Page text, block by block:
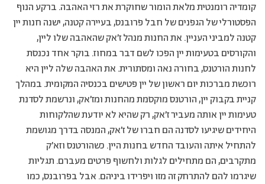
קומדיה רומנטית מלאת הומור שחוקרת את רזי האהבה. ברקע הנוף
הפסטורלי של הגפנים של חבל פרובנס, בעיירה קטנה, ישנה חנות יין
קטנה למביני העניין. את החנות מנהל ז׳אק שהאהבה שלו ליין,
והקורסים בטעימות יין הפכו לשם דבר במחוז. בוקר אחד נכנסת
לחנות הורטנס, בחורה נאה ומסתורית. את האהבה שלה ליין היא
רוכשת מברכות יום ראשון של יין פטישים בכנסיה המקומית. במהלך
קניית בקבוק יין, הורטנס מוקסמת מהחנות ומז׳אק, ונרשמת לסדנת
טעימות יין אותה מעביר ז׳אק, רק שהיא לא יודעת שהלקוחות
היחידים שיגיעו לסדנה הם חברו של ז׳אק, המנסה בדרך מגושמת
להתחיל איתה והעובד החדש בחנות היין. כשהורטנס וזא׳ק
מתקרבים, הם מתחילים לגלות ולחשוף פרטים מעברם. תגליות
שיגרמו להם להתרחק זה מזו ויפרידו ביניהם. אבל בפרובנס, כמו